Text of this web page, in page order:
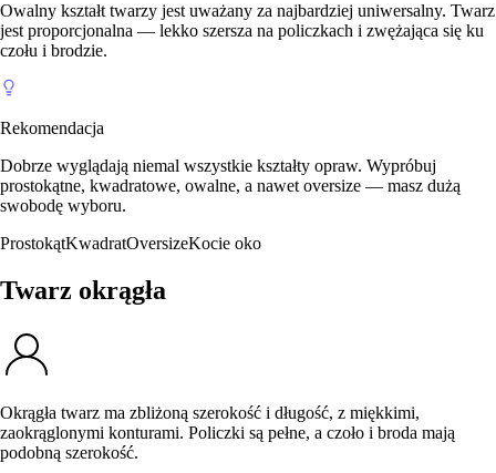
Owalny kształt twarzy jest uważany za najbardziej uniwersalny. Twarz
jest proporcjonalna — lekko szersza na policzkach i zwężająca się ku
czołu i brodzie.
Rekomendacja
Dobrze wyglądają niemal wszystkie kształty opraw. Wypróbuj
prostokątne, kwadratowe, owalne, a nawet oversize — masz dużą
swobodę wyboru.
ProstokątKwadratOversizeKocie oko
Twarz okrągła
Okrągła twarz ma zbliżoną szerokość i długość, z miękkimi,
zaokrąglonymi konturami. Policzki są pełne, a czoło i broda mają
podobną szerokość.